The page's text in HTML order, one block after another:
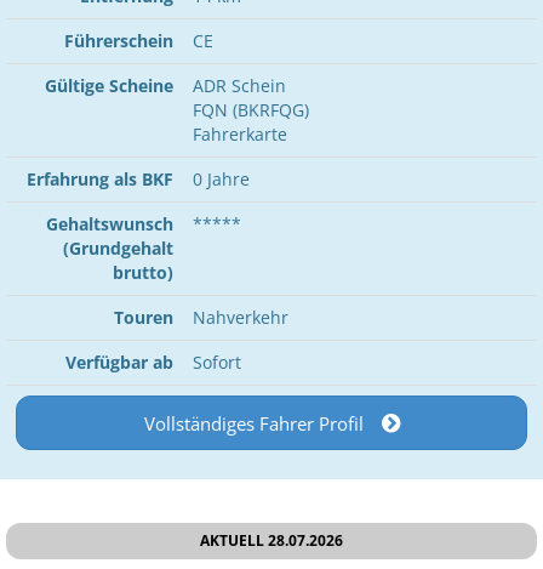
Führerschein
CE
Gültige Scheine
ADR Schein
FQN (BKRFQG)
Fahrerkarte
Erfahrung als BKF
0 Jahre
Gehaltswunsch
(Grundgehalt
brutto)
*****
Touren
Nahverkehr
Verfügbar ab
Sofort
Vollständiges Fahrer Profil
AKTUELL 28.07.2026